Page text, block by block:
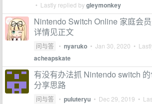
• Lastly replied bygleymonkey
Nintendo Switch Online 家庭会员
详情见正文
问与答 • nyaruko • Jan 30, 2020 •
acheapskate
有没有办法抓 Nintendo switch
分享思路
问与答 • puluteryu • Dec 29, 2019 •